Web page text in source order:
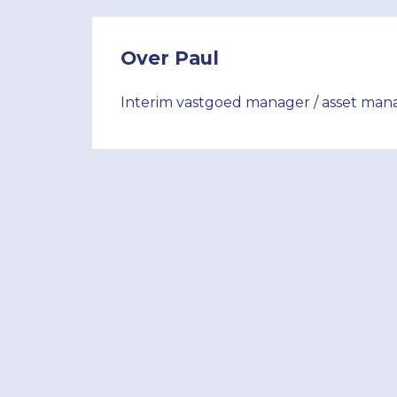
Over Paul
Interim vastgoed manager / asset